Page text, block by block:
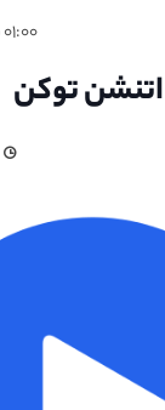
۰۱:۰۰ سه شنبه - ۱۴۰۱/۶/۱
توکن